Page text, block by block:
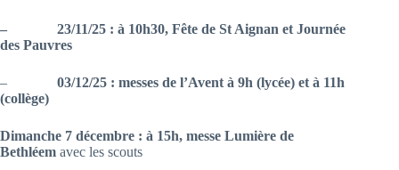
– 23/11/25 : à 10h30, Fête de St Aignan et Journée
des Pauvres
– 03/12/25 : messes de l’Avent à 9h (lycée) et à 11h
(collège)
Dimanche 7 décembre : à 15h, messe Lumière de
Bethléem avec les scouts